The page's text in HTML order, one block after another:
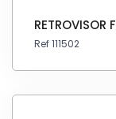
Ref 111502